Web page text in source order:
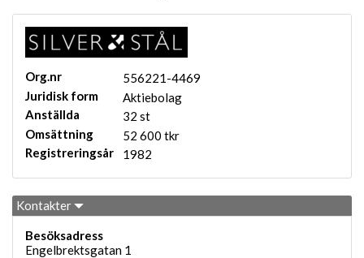
Org.nr
556221-4469
Juridisk form
Aktiebolag
Anställda
32 st
Omsättning
52 600 tkr
Registreringsår
1982
Kontakter
Besöksadress
Engelbrektsgatan 1